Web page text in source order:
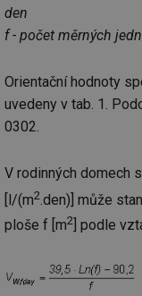
den
f - počet měrných
Orientační hodnoty
uvedeny v tab. 1.
0302.
V rodinných domech
[l/(m2.den)] může
ploše f [m2 ] podle